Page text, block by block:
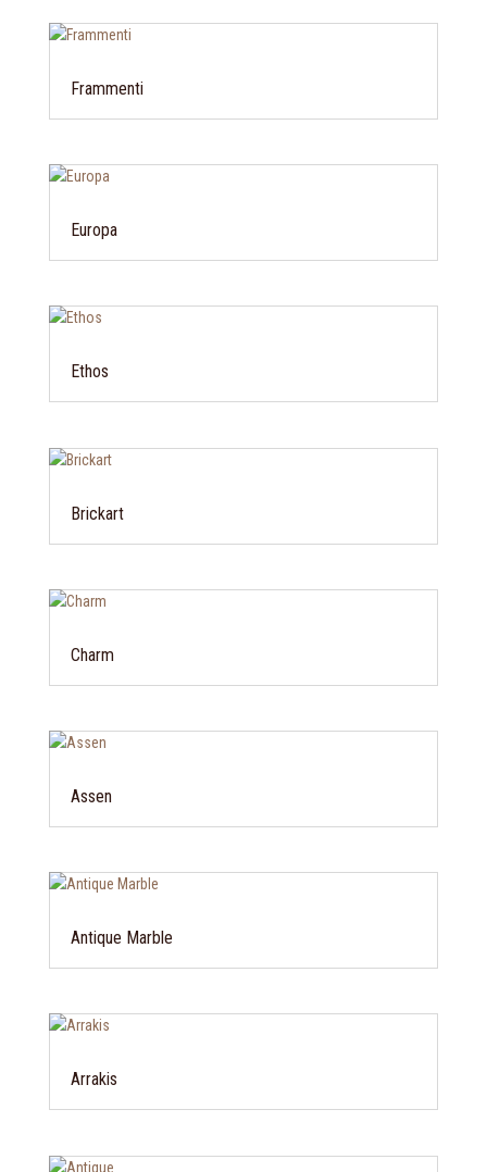
Frammenti
Europa
Ethos
Brickart
Charm
Assen
Antique Marble
Arrakis